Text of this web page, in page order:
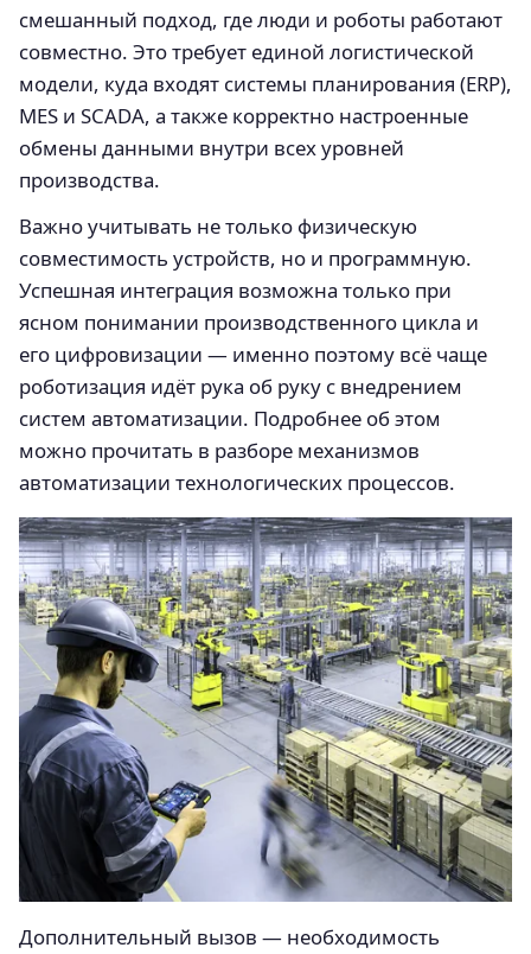
смешанный подход, где люди и роботы работают
совместно. Это требует единой логистической
модели, куда входят системы планирования (ERP),
MES и SCADA, а также корректно настроенные
обмены данными внутри всех уровней
производства.
Важно учитывать не только физическую
совместимость устройств, но и программную.
Успешная интеграция возможна только при
ясном понимании производственного цикла и
его цифровизации — именно поэтому всё чаще
роботизация идёт рука об руку с внедрением
систем автоматизации. Подробнее об этом
можно прочитать в разборе механизмов
автоматизации технологических процессов.
Дополнительный вызов — необходимость